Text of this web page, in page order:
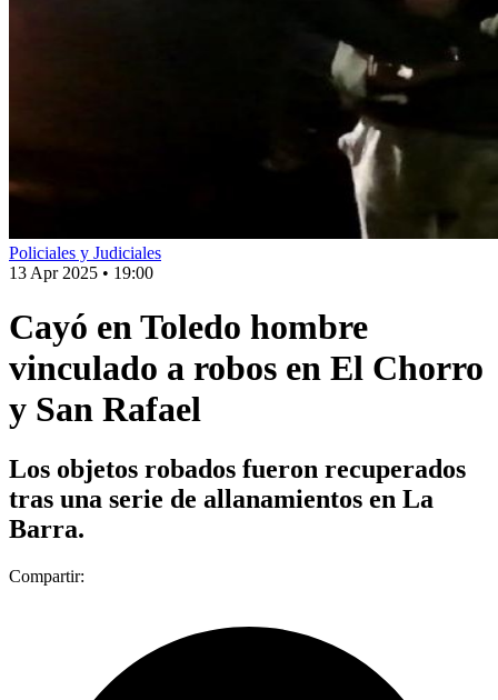
Policiales y Judiciales
13 Apr 2025 • 19:00
Cayó en Toledo hombre
vinculado a robos en El Chorro
y San Rafael
Los objetos robados fueron recuperados
tras una serie de allanamientos en La
Barra.
Compartir: